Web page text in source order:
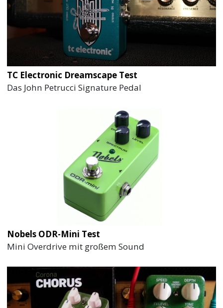
TC Electronic Dreamscape Test
Das John Petrucci Signature Pedal
Nobels ODR-Mini Test
Mini Overdrive mit großem Sound